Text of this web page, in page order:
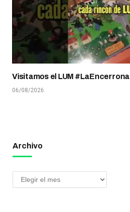
Visitamos el LUM #LaEncerrona
06/08/2026
Archivo